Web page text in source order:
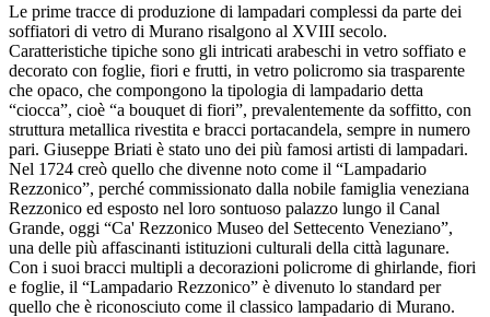
Le prime tracce di produzione di lampadari complessi da parte dei
soffiatori di vetro di Murano risalgono al XVIII secolo.
Caratteristiche tipiche sono gli intricati arabeschi in vetro soffiato e
decorato con foglie, fiori e frutti, in vetro policromo sia trasparente
che opaco, che compongono la tipologia di lampadario detta
“ciocca”, cioè “a bouquet di fiori”, prevalentemente da soffitto, con
struttura metallica rivestita e bracci portacandela, sempre in numero
pari. Giuseppe Briati è stato uno dei più famosi artisti di lampadari.
Nel 1724 creò quello che divenne noto come il “Lampadario
Rezzonico”, perché commissionato dalla nobile famiglia veneziana
Rezzonico ed esposto nel loro sontuoso palazzo lungo il Canal
Grande, oggi “Ca' Rezzonico Museo del Settecento Veneziano”,
una delle più affascinanti istituzioni culturali della città lagunare.
Con i suoi bracci multipli a decorazioni policrome di ghirlande, fiori
e foglie, il “Lampadario Rezzonico” è divenuto lo standard per
quello che è riconosciuto come il classico lampadario di Murano.